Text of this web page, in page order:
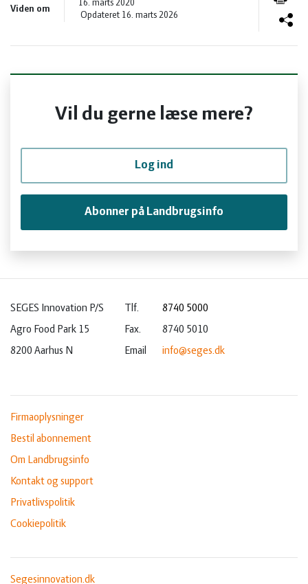
Natur
vandmiljø
Økologi
Viden om
16. marts 2020
Opdateret 16. marts 2026
Vil du gerne læse mere?
Log ind
Abonner på Landbrugsinfo
SEGES Innovation P/S
Agro Food Park 15
8200 Aarhus N
Tlf.
8740 5000
Fax.
8740 5010
Email
info@seges.dk
Firmaoplysninger
Bestil abonnement
Om Landbrugsinfo
Kontakt og support
Privatlivspolitik
Cookiepolitik
Segesinnovation.dk